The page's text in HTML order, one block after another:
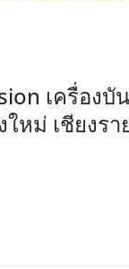
เครื่อง
หม่ เชียงร